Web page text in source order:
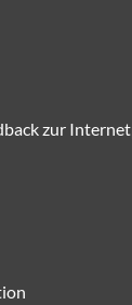
zur